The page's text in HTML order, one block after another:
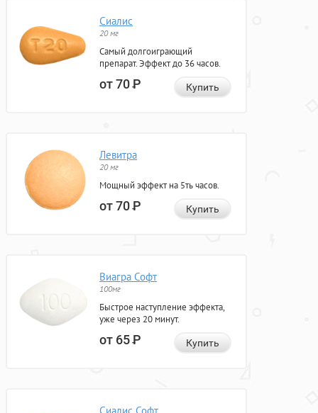
Сиалис
20 мг
Самый долгоиграющий
препарат. Эффект до 36 часов.
от 70Р Купить
Левитра
20 мг
Мощный эффект на 5ть часов.
от 70Р Купить
Виагра Софт
100мг
Быстрое наступление эффекта,
уже через 20 минут.
от 65Р Купить